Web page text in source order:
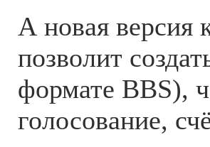
А новая версия
позволит
формате BBS),
голосование,